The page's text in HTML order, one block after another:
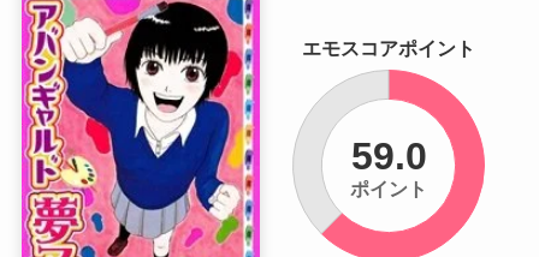
エモスコアポイント
59.0
ポイント